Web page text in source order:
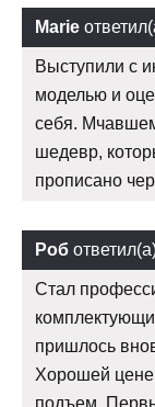
Marie
Выступили с
моделью и
себя.
шедевр,
прописано
Роб
Стал
пришлось
Хорошей цене
подъем.